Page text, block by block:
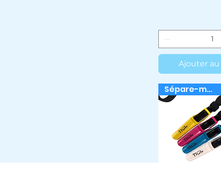
Ajouter
Sépare-mèches